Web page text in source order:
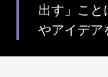
出す」こと
やアイデア